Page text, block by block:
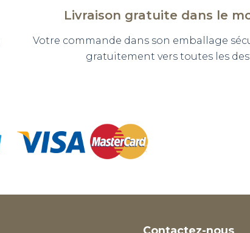
Livraison gratuite dans le
Votre commande dans son emballage
gratuitement vers toutes les